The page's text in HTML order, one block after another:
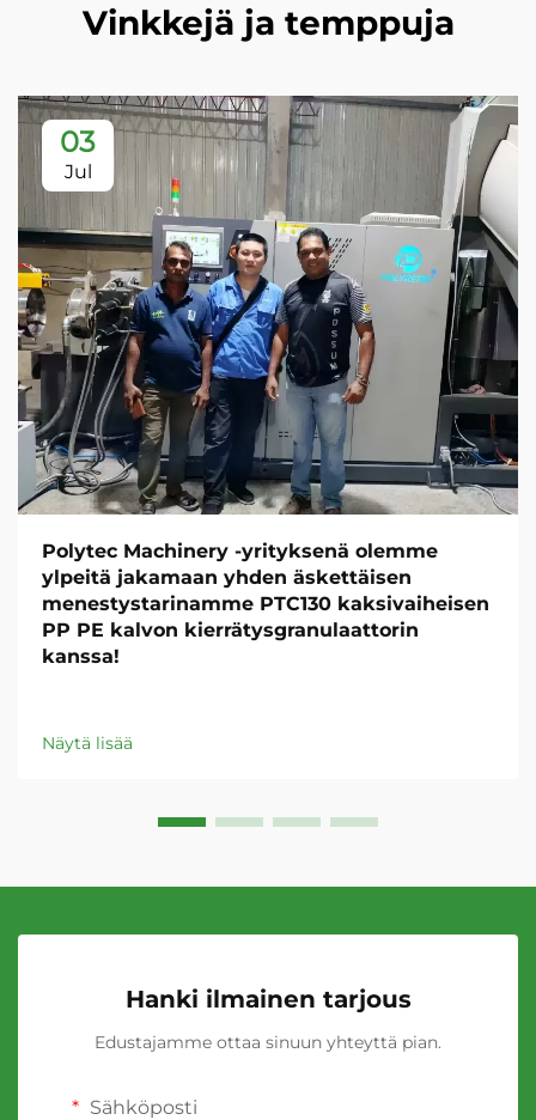
Vinkkejä ja temppuja
03
Jul
Polytec Machinery -yrityksenä olemme
ylpeitä jakamaan yhden äskettäisen
menestystarinamme PTC130 kaksivaiheisen
PP PE kalvon kierrätysgranulaattorin
kanssa!
Näytä lisää
Hanki ilmainen tarjous
Edustajamme ottaa sinuun yhteyttä pian.
Sähköposti